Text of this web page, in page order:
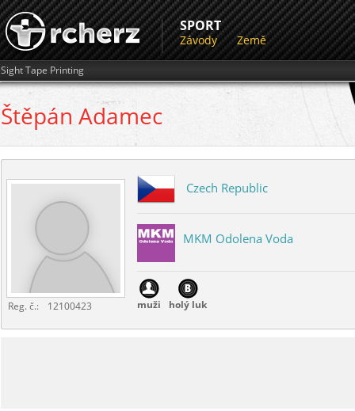
SPORT
Závody Země
Sight Tape Printing
Štěpán Adamec
Reg. č.: 12100423
Czech Republic
MKM Odolena Voda
muži holý luk